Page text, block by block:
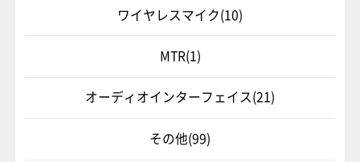
ワイヤレスマイク(10)
MTR(1)
オーディオインターフェイス(21)
その他(99)